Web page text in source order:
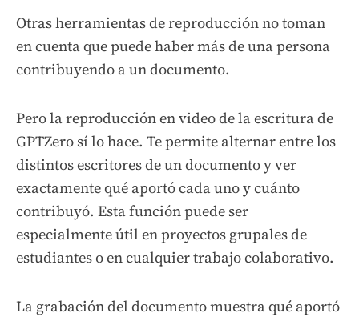
Otras herramientas de reproducción no toman
en cuenta que puede haber más de una persona
contribuyendo a un documento.
Pero la reproducción en video de la escritura de
GPTZero sí lo hace. Te permite alternar entre los
distintos escritores de un documento y ver
exactamente qué aportó cada uno y cuánto
contribuyó. Esta función puede ser
especialmente útil en proyectos grupales de
estudiantes o en cualquier trabajo colaborativo.
La grabación del documento muestra qué aportó